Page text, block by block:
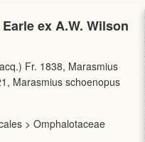
ex A.W. Wilson
Fr. 1838, Marasmius
Marasmius schoenopus
> Omphalotaceae